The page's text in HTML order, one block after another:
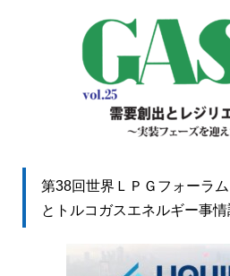
第38回世界ＬＰＧフォーラ
とトルコガスエネルギー事情